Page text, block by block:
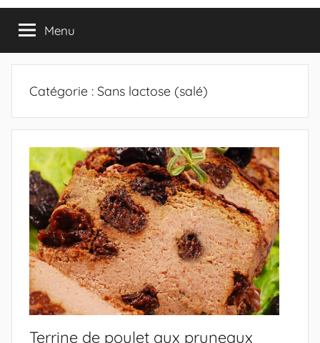
Menu
Catégorie : Sans lactose (salé)
Terrine de poulet aux pruneaux